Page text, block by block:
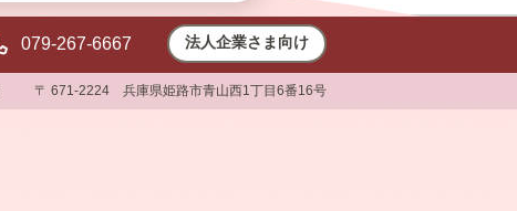
法人企業さま向け
079-267-6667
〒 671-2224 兵庫県姫路市青山西1丁目6番16号